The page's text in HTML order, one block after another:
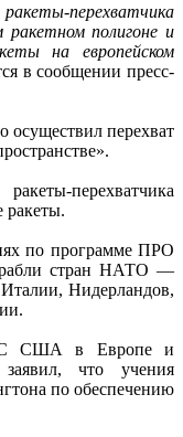
перехватчика
ракетном полигоне и
на европейском
в сообщении пресс-
осуществил перехват
перехватчика
ракеты.
по программе ПРО
стран НАТО —
Нидерландов,
США в Европе и
что учения
по обеспечению